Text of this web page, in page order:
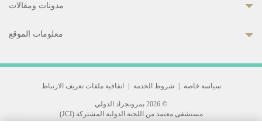
مدونات ومقالات
معلومات الموقع
سياسة خاصة شروط الخدمة اتفاقية ملفات تعريف الارتباط
© 2026 بمرونجراد الدولي
مستشفى معتمد من اللجنة الدولية المشتركة (JCI)